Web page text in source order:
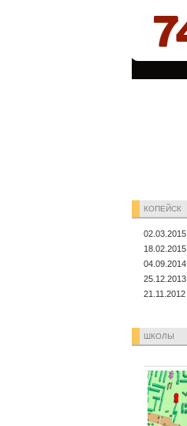
КОПЕЙСК
02.03.2015
18.02.2015
04.09.2014
25.12.2013
21.11.2012
ШКОЛЫ